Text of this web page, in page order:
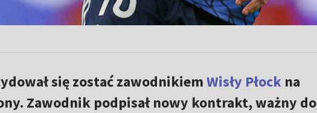
się zostać zawodnikiemWisły Płockna
Zawodnik podpisał nowy kontrakt, ważny do